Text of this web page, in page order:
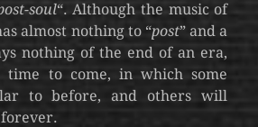
soul“. Although the music of
almost nothing to “post” and a
nothing of the end of an era,
time to come, in which some
to before, and others will